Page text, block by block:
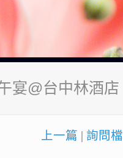
宴@台中林酒店
上一篇 詢問